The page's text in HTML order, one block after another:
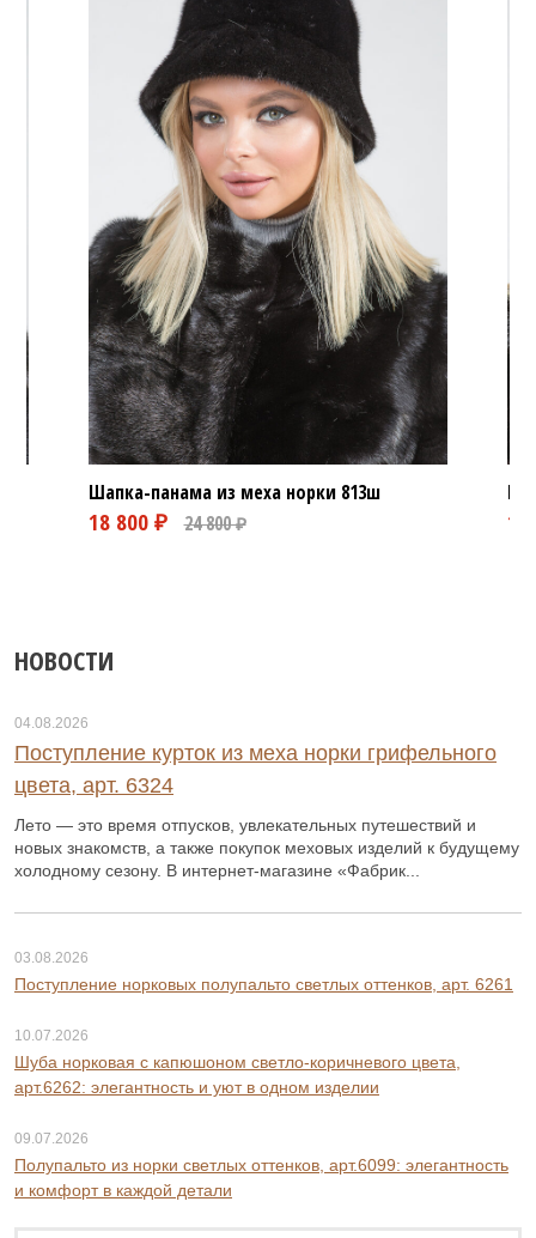
Шапка-панама из меха норки 813ш
НОВОСТИ
04.08.2026
Поступление курток из меха норки грифельного
цвета, арт. 6324
Лето — это время отпусков, увлекательных путешествий и
новых знакомств, а также покупок меховых изделий к будущему
холодному сезону. В интернет-магазине «Фабрик...
03.08.2026
Поступление норковых полупальто светлых оттенков, арт. 6261
10.07.2026
Шуба норковая с капюшоном светло-коричневого цвета,
арт.6262: элегантность и уют в одном изделии
09.07.2026
Полупальто из норки светлых оттенков, арт.6099: элегантность
и комфорт в каждой детали